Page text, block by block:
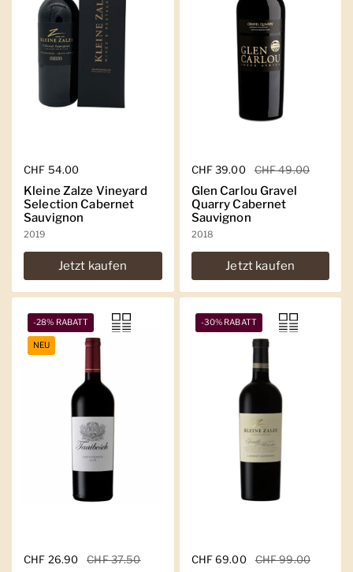
Regulärer Preis
CHF 54.00
Kleine Zalze Vineyard
Selection Cabernet
Sauvignon
2019
Jetzt kaufen
Regulärer Preis
CHF 39.00 Sale-Preis
CHF 49.00
Glen Carlou Gravel
Quarry Cabernet
Sauvignon
2018
Jetzt kaufen
Regulärer Preis
CHF 26.90 Sale-Preis
CHF 37.50
-28% RABATT
NEU
Regulärer Preis
CHF 69.00 Sale-Preis
CHF 99.00
-30% RABATT